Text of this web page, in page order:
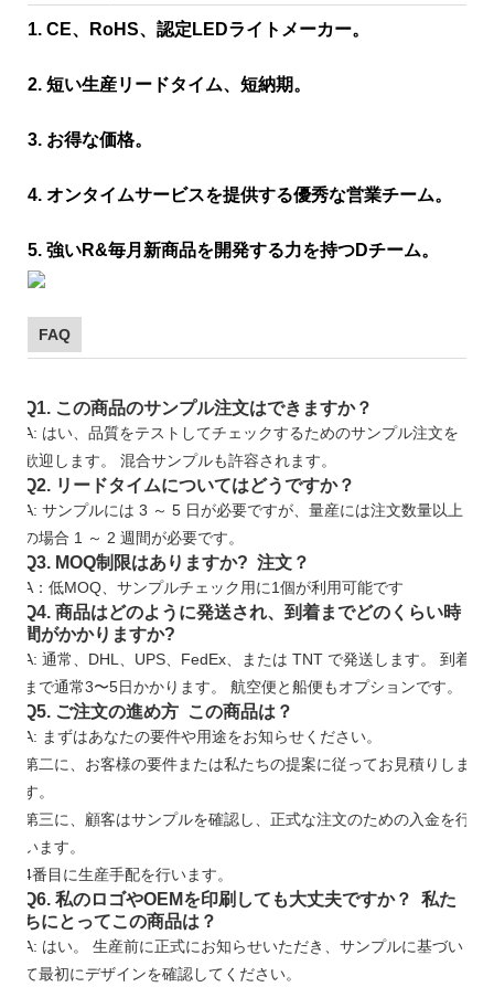
1. CE、RoHS、認定LEDライトメーカー。
2. 短い生産リードタイム、短納期。
3. お得な価格。
4. オンタイムサービスを提供する優秀な営業チーム。
5. 強いR&毎月新商品を開発する力を持つDチーム。
FAQ
Q1. この商品のサンプル注文はできますか？
A: はい、品質をテストしてチェックするためのサンプル注文を
歓迎します。 混合サンプルも許容されます。
Q2. リードタイムについてはどうですか？
A: サンプルには 3 ～ 5 日が必要ですが、量産には注文数量以上
の場合 1 ～ 2 週間が必要です。
Q3. MOQ制限はありますか? 注文？
A：低MOQ、サンプルチェック用に1個が利用可能です
Q4. 商品はどのように発送され、到着までどのくらい時
間がかかりますか?
A: 通常、DHL、UPS、FedEx、または TNT で発送します。 到着
まで通常3〜5日かかります。 航空便と船便もオプションです。
Q5. ご注文の進め方 この商品は？
A: まずはあなたの要件や用途をお知らせください。
第二に、お客様の要件または私たちの提案に従ってお見積りしま
す。
第三に、顧客はサンプルを確認し、正式な注文のための入金を行
います。
4番目に生産手配を行います。
Q6. 私のロゴやOEMを印刷しても大丈夫ですか？ 私た
ちにとってこの商品は？
A: はい。 生産前に正式にお知らせいただき、サンプルに基づい
て最初にデザインを確認してください。